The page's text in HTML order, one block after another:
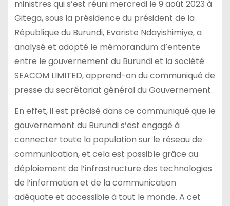
ministres qui s’est réuni mercredi le 9 août 2023 à
Gitega, sous la présidence du président de la
République du Burundi, Evariste Ndayishimiye, a
analysé et adopté le mémorandum d’entente
entre le gouvernement du Burundi et la société
SEACOM LIMITED, apprend-on du communiqué de
presse du secrétariat général du Gouvernement.
En effet, il est précisé dans ce communiqué que le
gouvernement du Burundi s’est engagé à
connecter toute la population sur le réseau de
communication, et cela est possible grâce au
déploiement de l’infrastructure des technologies
de l’information et de la communication
adéquate et accessible à tout le monde. A cet